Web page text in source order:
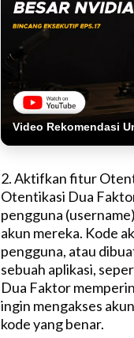
Video Rekomendasi
2. Aktifkan fitur
Otentikasi Dua
pengguna
akun mereka. Kode
pengguna, atau
sebuah aplikasi,
Dua Faktor
ingin mengakses
kode yang benar.